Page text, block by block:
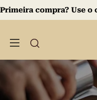
Primeira compra? Use o